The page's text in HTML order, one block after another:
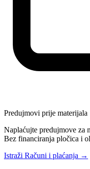
Predujmovi prije materijala
Naplaćujte predujmove za
Bez financiranja pločica i
Istraži Računi i plaćanja →